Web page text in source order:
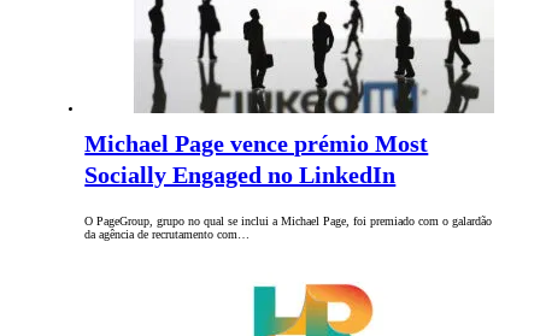
Michael Page vence prémio Most
Socially Engaged no LinkedIn
O PageGroup, grupo no qual se inclui a Michael Page, foi premiado com o galardão
da agência de recrutamento com…